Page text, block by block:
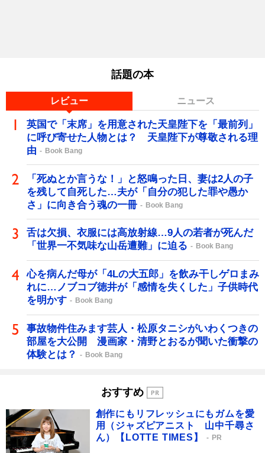
話題の本
レビュー ニュース
英国で「末席」を用意された天皇陛下を「最前列」
に呼び寄せた人物とは？ 天皇陛下が尊敬される理
由
Book Bang
「死ぬとか言うな！」と怒鳴った日、妻は2人の子
を残して自死した…夫が「自分の犯した罪や愚か
さ」に向き合う魂の一冊
Book Bang
舌は欠損、衣服には高放射線…9人の若者が死んだ
「世界一不気味な山岳遭難」に迫る
Book Bang
心を病んだ母が「4Lの大五郎」を飲み干しゲロまみ
れに…ノブコブ徳井が「感情を失くした」子供時代
を明かす
Book Bang
事故物件住みます芸人・松原タニシがいわくつきの
部屋を大公開 漫画家・清野とおるが聞いた衝撃の
体験とは？
Book Bang
おすすめ
創作にもリフレッシュにもガムを愛
用（ジャズピアニスト 山中千尋さ
ん）【LOTTE TIMES】
PR